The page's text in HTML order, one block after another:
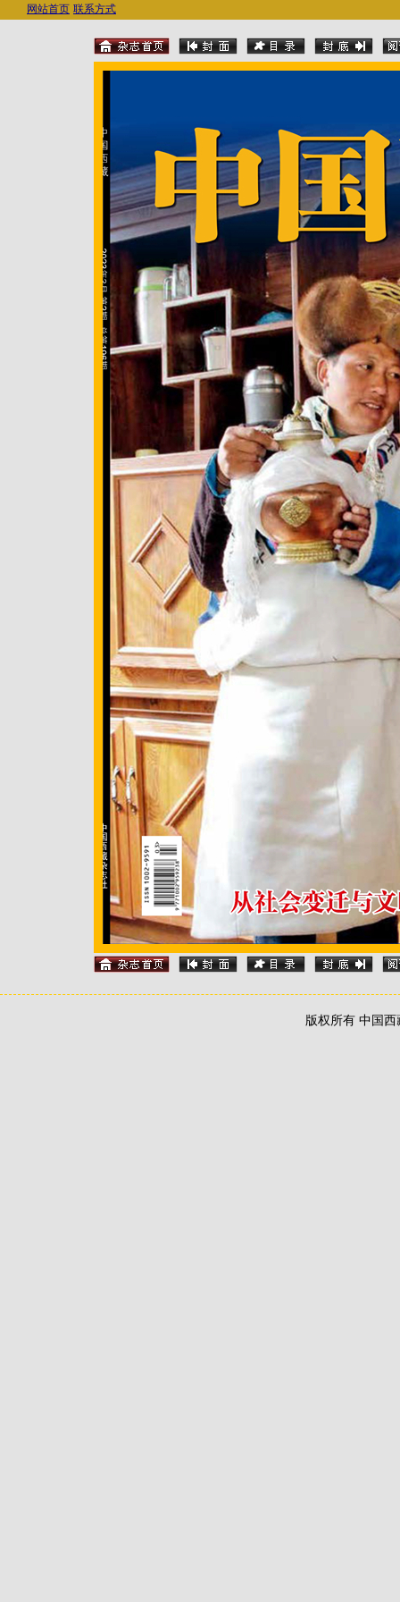
网站首页 联系方式
版权所有 中国西